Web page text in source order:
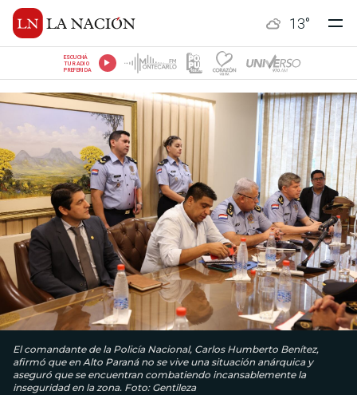
13°
ESCUCHÁ
TU RADIO
PREFERIDA
El comandante de la Policía Nacional, Carlos Humberto Benítez,
afirmó que en Alto Paraná no se vive una situación anárquica y
aseguró que se encuentran combatiendo incansablemente la
inseguridad en la zona. Foto: Gentileza